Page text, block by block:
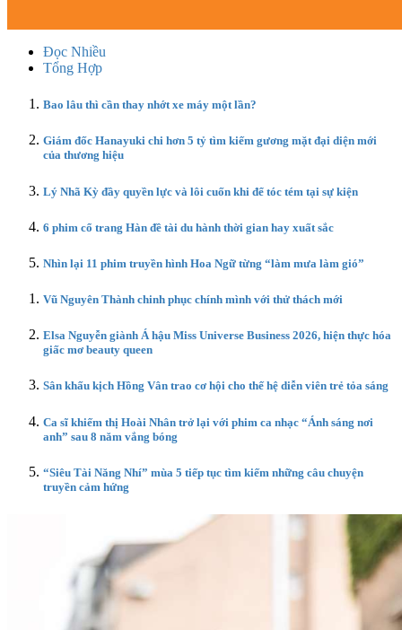
Đọc Nhiều
Tổng Hợp
Bao lâu thì cần thay nhớt xe máy một lần?
Giám đốc Hanayuki chi hơn 5 tỷ tìm kiếm gương mặt đại diện mới
của thương hiệu
Lý Nhã Kỳ đầy quyền lực và lôi cuốn khi để tóc tém tại sự kiện
6 phim cổ trang Hàn đề tài du hành thời gian hay xuất sắc
Nhìn lại 11 phim truyền hình Hoa Ngữ từng “làm mưa làm gió”
Vũ Nguyên Thành chinh phục chính mình với thử thách mới
Elsa Nguyễn giành Á hậu Miss Universe Business 2026, hiện thực hóa
giấc mơ beauty queen
Sân khấu kịch Hồng Vân trao cơ hội cho thế hệ diễn viên trẻ tỏa sáng
Ca sĩ khiếm thị Hoài Nhân trở lại với phim ca nhạc “Ánh sáng nơi
anh” sau 8 năm vắng bóng
“Siêu Tài Năng Nhí” mùa 5 tiếp tục tìm kiếm những câu chuyện
truyền cảm hứng